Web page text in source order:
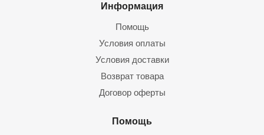
Информация
Помощь
Условия оплаты
Условия доставки
Возврат товара
Договор оферты
Помощь